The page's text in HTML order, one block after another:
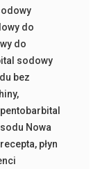
do
do
sodowy
bez
,
pentobarbital
Nowa
, płyn